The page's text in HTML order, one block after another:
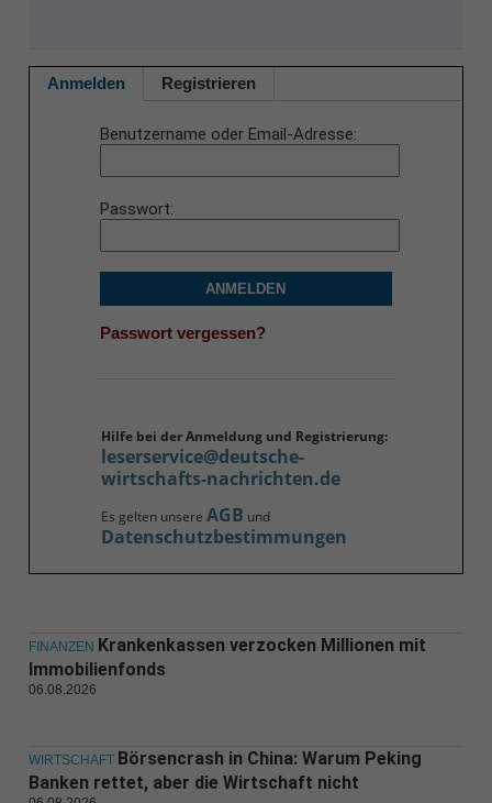
Anmelden Registrieren
Benutzername oder Email-Adresse
Passwort
ANMELDEN
Passwort vergessen?
Hilfe bei der Anmeldung und Registrierung:
leserservice@deutsche-
wirtschafts-nachrichten.de
Es gelten unsere AGB und
Datenschutzbestimmungen
FINANZEN Krankenkassen verzocken Millionen mit
Immobilienfonds
06.08.2026
WIRTSCHAFT Börsencrash in China: Warum Peking
Banken rettet, aber die Wirtschaft nicht